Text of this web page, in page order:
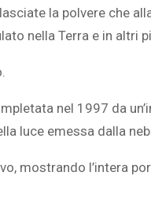
la polvere che
nella Terra e in altri
nel 1997 da
luce emessa dalla
mostrando l’intera